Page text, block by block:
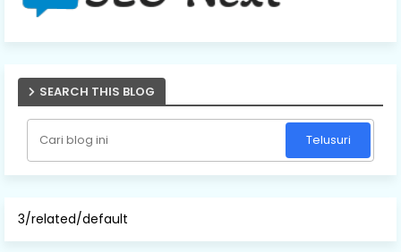
SEARCH THIS BLOG
3/related/default